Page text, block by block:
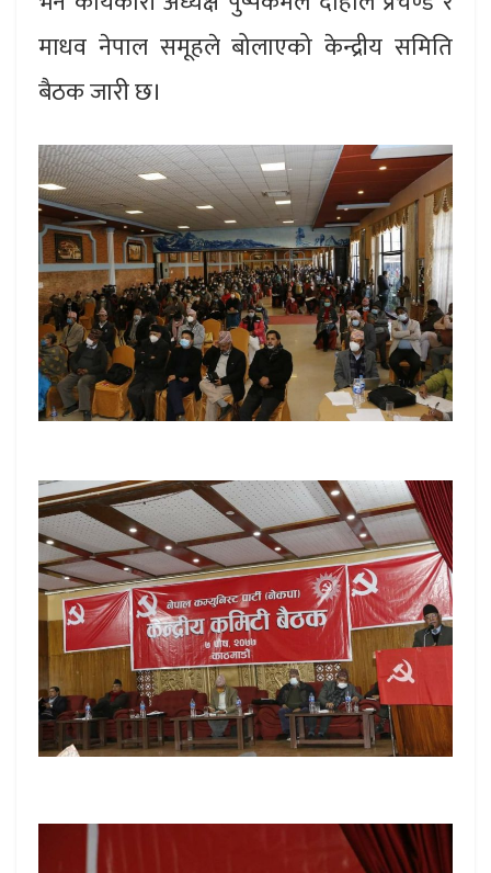
माधव नेपाल समूहले बोलाएको केन्द्रीय समिति
बैठक जारी छ।